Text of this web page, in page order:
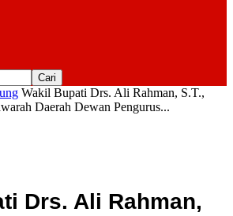
Wakil Bupati Drs. Ali Rahman, S.T.,
Daerah Dewan Pengurus...
Drs. Ali Rahman,